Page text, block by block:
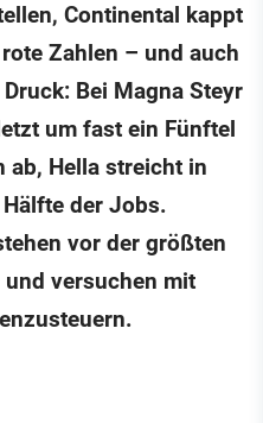
Continental kappt
Zahlen – und auch
Bei Magna Steyr
um fast ein Fünftel
ab, Hella streicht in
der Jobs.
vor der größten
versuchen mit